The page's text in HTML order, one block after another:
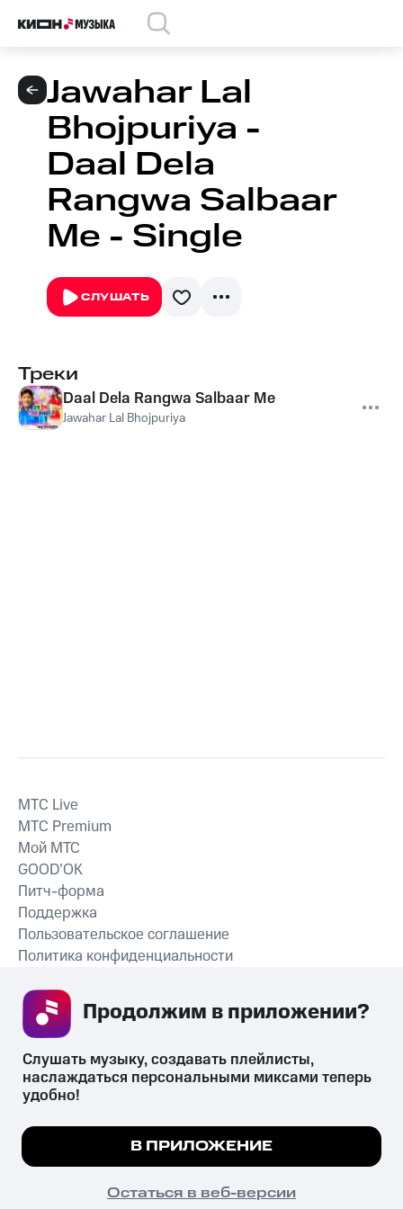
Jawahar Lal
Bhojpuriya -
Daal Dela
Rangwa Salbaar
Me - Single
СЛУШАТЬ
Треки
Daal Dela Rangwa Salbaar Me
Jawahar Lal Bhojpuriya
СКАЧАТЬ ПРИЛОЖЕНИЕ
MTС Live
MTС Premium
Мой МТС
GOOD’OK
Питч-форма
Поддержка
Пользовательское соглашение
Политика конфиденциальности
психотропных веществ, их аналогов причиняет вред здоровью,
их незаконный оборот запрещён и влечёт установленную
законодательством ответственность.
© 2026 ООО «КИОН».
Все права защищены
Мы используем куки, чтобы на сайте все
Подробнее
ПОНЯТНО
Слушать музыку, создавать плейлисты,
наслаждаться персональными миксами теперь
удобно!
В ПРИЛОЖЕНИЕ
Остаться в веб-версии